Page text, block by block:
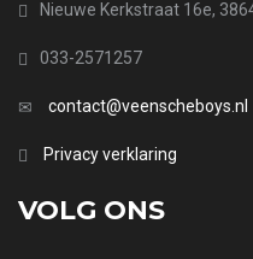
Nieuwe Kerkstraat 16e,
033-2571257
contact@veenscheboys.nl
Privacy verklaring
VOLG ONS